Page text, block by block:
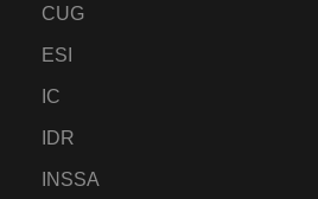
CUG
ESI
IC
IDR
INSSA